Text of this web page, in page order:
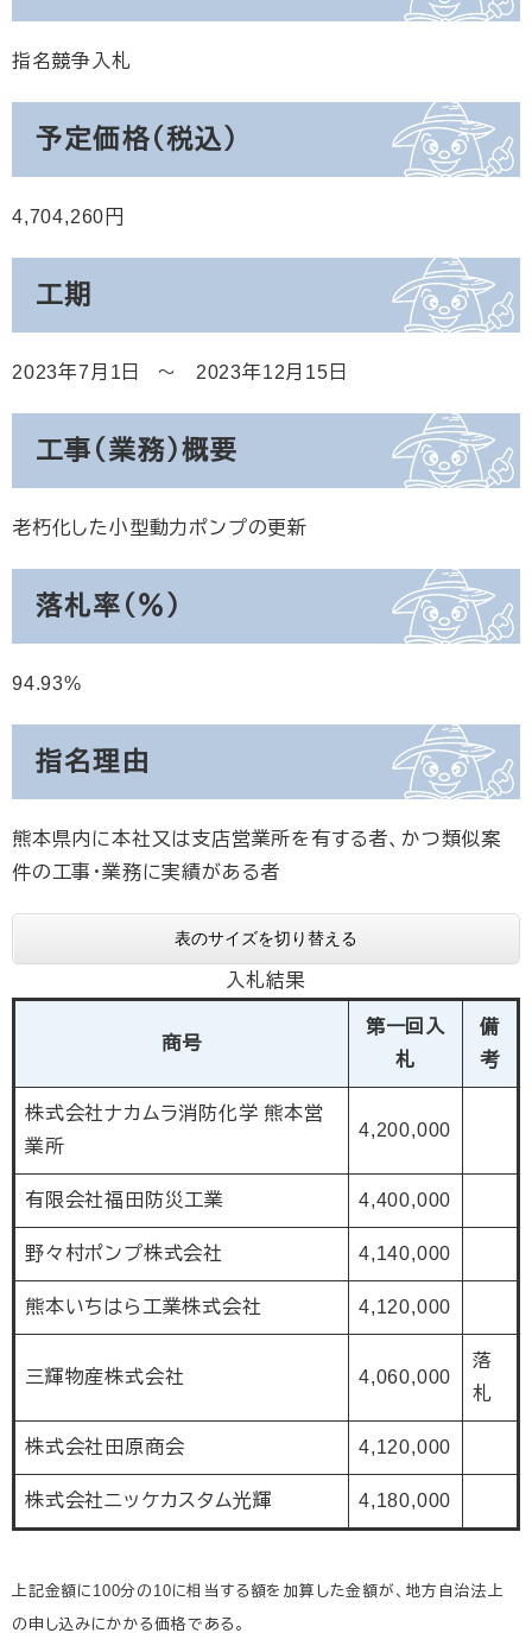
指名競争入札
予定価格（税込）
4,704,260
工期
2023年7月1日 2023年12月15日
工事（業務）概要
老朽化した小型動力ポンプの更新
落札率（％）
94.93
指名理由
熊本県内に本社又は支店営業所を有する者、かつ類似案
件の工事・業務に実績がある者
表のサイズを切り替える
入札結果
商号
第一回入
札
備
考
株式会社ナカムラ消防化学 熊本営
業所
4,200,000
有限会社福田防災工業 4,400,000
野々村ポンプ株式会社 4,140,000
熊本いちはら工業株式会社 4,120,000
三輝物産株式会社 4,060,000
落
札
株式会社田原商会 4,120,000
株式会社ニッケカスタム光輝 4,180,000
上記金額に100分の10に相当する額を加算した金額が、地方自治法上
の申し込みにかかる価格である。